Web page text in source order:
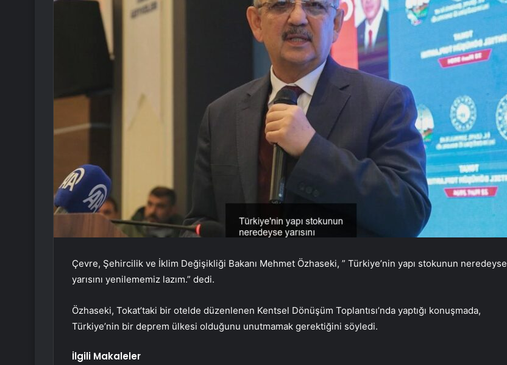
Çevre, Şehircilik ve İklim Değişikliği Bakanı Mehmet Özhaseki, ” Türkiye’nin yapı stokunun neredeyse
yarısını yenilememiz lazım.” dedi.
Özhaseki, Tokat’taki bir otelde düzenlenen Kentsel Dönüşüm Toplantısı’nda yaptığı konuşmada,
Türkiye’nin bir deprem ülkesi olduğunu unutmamak gerektiğini söyledi.
İlgili Makaleler